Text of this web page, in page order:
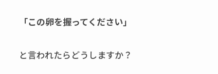
「この卵を握ってください」
と言われたらどうしますか？